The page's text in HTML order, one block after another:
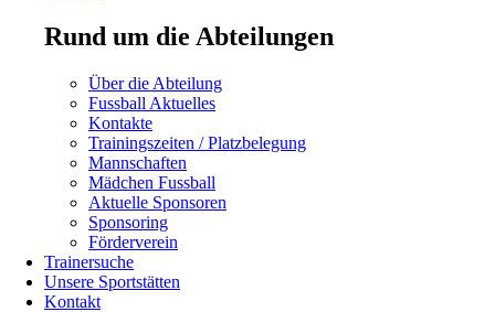
Rund um die Abteilungen
Navigation
überspringen
Über die Abteilung
Fussball Aktuelles
Kontakte
Navigation
überspringen
Trainingszeiten / Platzbelegung
Mannschaften
Mädchen Fussball
Navigation
überspringen
Aktuelle Sponsoren
Sponsoring
Förderverein
Trainersuche
Unsere Sportstätten
Kontakt